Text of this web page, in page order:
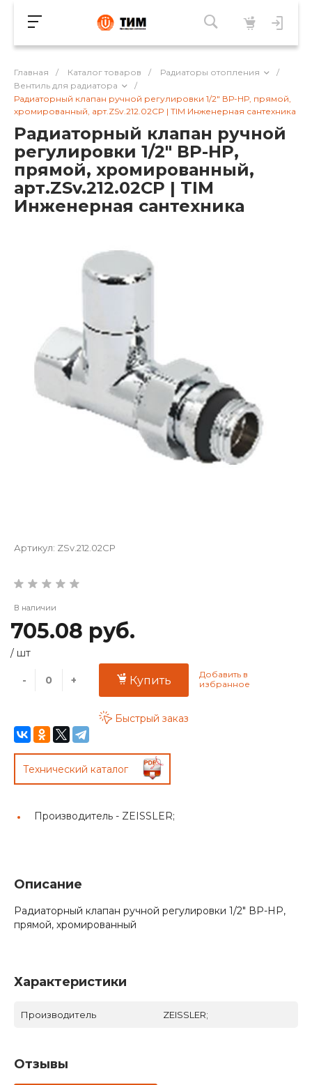
Главная / Каталог товаров / Радиаторы отопления
/
Вентиль для радиатора
/
Радиаторный клапан ручной регулировки 1/2" ВР-НР, прямой,
хромированный, арт.ZSv.212.02CP | TIM Инженерная сантехника
Радиаторный клапан ручной
регулировки 1/2" ВР-НР,
прямой, хромированный,
арт.ZSv.212.02CP | TIM
Инженерная сантехника
Артикул: ZSv.212.02CP
В наличии
705.08 руб.
/ шт
- + Купить
Быстрый заказ
Технический каталог
Производитель - ZEISSLER;
Описание
Радиаторный клапан ручной регулировки 1/2" ВР-НР,
прямой, хромированный
Характеристики
Производитель ZEISSLER;
Отзывы